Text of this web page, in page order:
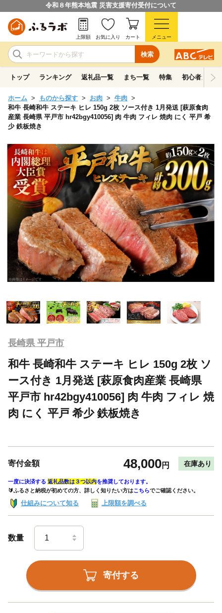
令和８年熊本地震 災害支援寄付受付について
検索
上限額 お気に入り カート メニュー
トップ ランキング 返礼品一覧 まち一覧 特集 初心者ガイド
ホーム ものから探す お肉
牛肉
和牛 長崎和牛 ステーキ ヒレ 150g 2枚 ソース付き 1月発送 [萩原食肉
産業 長崎県 平戸市 hr42bgy410056] 肉 牛肉 フィレ 焼肉 にく 平戸 希
少 鉄板焼き
長崎県 平戸市
和牛 長崎和牛 ステーキ ヒレ 150g 2枚 ソ
ース付き 1月発送 [萩原食肉産業 長崎県
平戸市 hr42bgy410056] 肉 牛肉 フィレ 焼
肉 にく 平戸 希少 鉄板焼き
寄付金額 48,000円 在庫あり
一度に決済する 返礼品数は３つ以内を推奨しております。
🔰ふるさと納税が初めての方、詳しく知りたい方はこちらでご確認ください。
仕組みについて知る 上限額を調べる
数量
寄付する